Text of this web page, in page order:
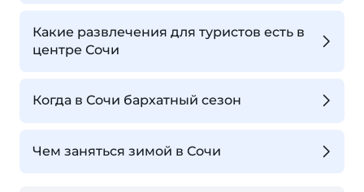
Какие развлечения для туристов есть в
центре Сочи
Когда в Сочи бархатный сезон
Чем заняться зимой в Сочи